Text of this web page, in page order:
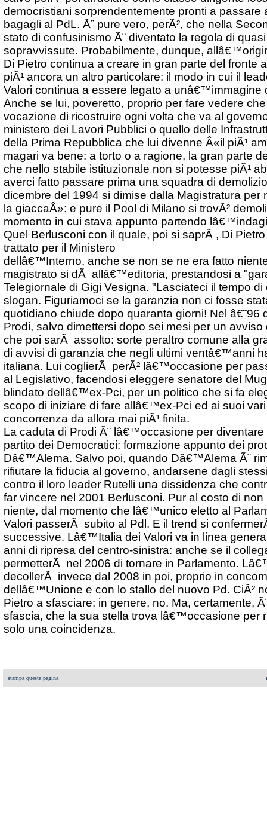
democristiani sorprendentemente pronti a passare
bagagli al PdL. Ãˆ pure vero, perÃ², che nella
stato di confusinismo Ã¨ diventato la regola di
sopravvissute. Probabilmente, dunque,
Di Pietro continua a creare in gran parte del fronte
piÃ¹ ancora un altro particolare: il modo in cui il
Valori continua a essere legato a unâ€™immagine
Anche se lui, poveretto, proprio per fare vedere
vocazione di ricostruire ogni volta che va al
ministero dei Lavori Pubblici o quello delle
della Prima Repubblica che lui divenne Â«il piÃ¹
magari va bene: a torto o a ragione, la gran parte
che nello stabile istituzionale non si potesse piÃ¹
averci fatto passare prima una squadra di
dicembre del 1994 si dimise dalla Magistratura per
la giaccaÂ»: e pure il Pool di Milano si trovÃ²
momento in cui stava appunto partendo
Quel Berlusconi con il quale, poi si saprÃ , Di
trattato per il Ministero
dellâ€™Interno, anche se non se ne era fatto
magistrato si dÃ allâ€™editoria, prestandosi a
Telegiornale di Gigi Vesigna. "Lasciateci il tempo di
slogan. Figuriamoci se la garanzia non ci fosse
quotidiano chiude dopo quaranta giorni! Nel â€˜96
Prodi, salvo dimettersi dopo sei mesi per un
che poi sarÃ assolto: sorte peraltro comune alla
di avvisi di garanzia che negli ultimi ventâ€™anni
italiana. Lui coglierÃ perÃ² lâ€™occasione per
al Legislativo, facendosi eleggere senatore del
blindato dellâ€™ex-Pci, per un politico che si fa
scopo di iniziare di fare allâ€™ex-Pci ed ai suoi
concorrenza da allora mai piÃ¹ finita.
La caduta di Prodi Ã¨ lâ€™occasione per
partito dei Democratici: formazione appunto dei
Dâ€™Alema. Salvo poi, quando Dâ€™Alema Ã¨
rifiutare la fiducia al governo, andarsene dagli
contro il loro leader Rutelli una dissidenza che
far vincere nel 2001 Berlusconi. Pur al costo di
niente, dal momento che lâ€™unico eletto al
Valori passerÃ subito al Pdl. E il trend si
successive. Lâ€™Italia dei Valori va in linea
anni di ripresa del centro-sinistra: anche se il
permetterÃ nel 2006 di tornare in Parlamento.
decollerÃ invece dal 2008 in poi, proprio in
dellâ€™Unione e con lo stallo del nuovo Pd. CiÃ²
Pietro a sfasciare: in genere, no. Ma, certamente,
sfascia, che la sua stella trova lâ€™occasione per
solo una coincidenza.
stampa questa pagina